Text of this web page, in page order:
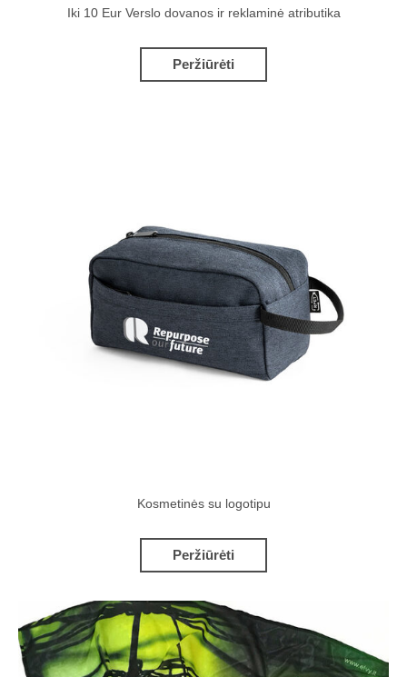
Iki 10 Eur Verslo dovanos ir reklaminė atributika
Peržiūrėti
Kosmetinės su logotipu
Peržiūrėti